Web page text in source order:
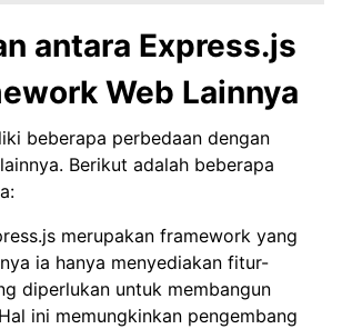
antara Express.js
Web Lainnya
beberapa perbedaan dengan
Berikut adalah beberapa
merupakan framework yang
ia hanya menyediakan fitur-
diperlukan untuk membangun
ini memungkinkan pengembang